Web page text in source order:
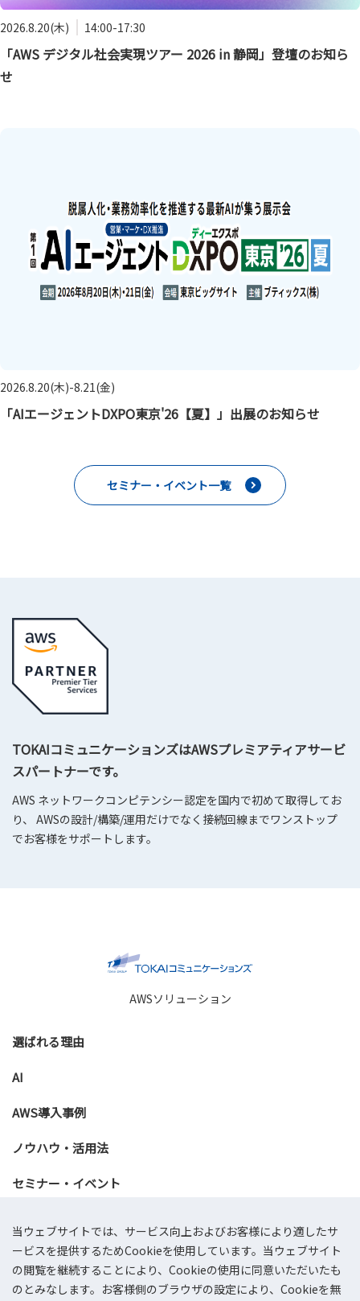
当ウェブサイトでは、サービス向上およびお客様により適したサ
ービスを提供するためCookieを使用しています。当ウェブサイト
の閲覧を継続することにより、Cookieの使用に同意いただいたも
のとみなします。お客様側のブラウザの設定により、Cookieを無
2026.8.20(木) 14:00-17:30
「AWS デジタル社会実現ツアー 2026 in 静岡」登壇のお知ら
せ
2026.8.20(木)-8.21(金)
「AIエージェントDXPO東京'26【夏】」出展のお知らせ
セミナー・イベント一覧
TOKAIコミュニケーションズはAWSプレミアティアサービ
スパートナーです。
AWS ネットワークコンピテンシー認定を国内で初めて取得してお
り、 AWSの設計/構築/運用だけでなく接続回線までワンストップ
でお客様をサポートします。
AWSソリューション
選ばれる理由
AI
AWS導入事例
ノウハウ・活用法
セミナー・イベント
お問い合わせ